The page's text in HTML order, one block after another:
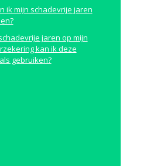
ik mijn schadevrije jaren
jaren op mijn
kan ik deze
gebruiken?